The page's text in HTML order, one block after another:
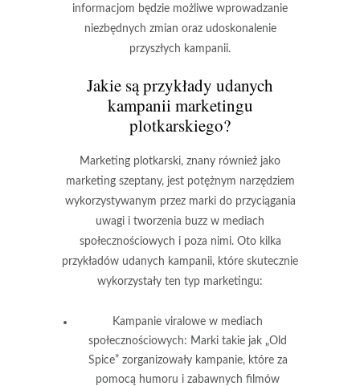
informacjom będzie możliwe wprowadzanie
niezbędnych zmian oraz udoskonalenie
przyszłych kampanii.
Jakie są przykłady udanych
kampanii marketingu
plotkarskiego?
Marketing plotkarski, znany również jako
marketing szeptany, jest potężnym narzędziem
wykorzystywanym przez marki do przyciągania
uwagi i tworzenia buzz w mediach
społecznościowych i poza nimi. Oto kilka
przykładów udanych kampanii, które skutecznie
wykorzystały ten typ marketingu:
Kampanie viralowe w mediach
społecznościowych: Marki takie jak „Old
Spice” zorganizowały kampanie, które za
pomocą humoru i zabawnych filmów